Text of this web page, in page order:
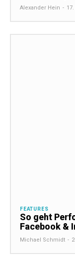
Alexander Hein -
FEATURES
So geht
Facebook &
Michael Schmidt -